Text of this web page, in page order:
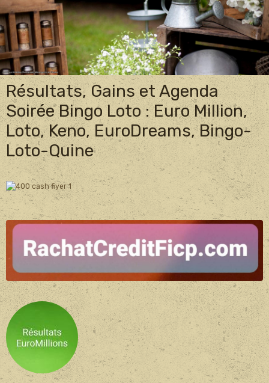
Résultats, Gains et Agenda
Soirée Bingo Loto : Euro Million,
Loto, Keno, EuroDreams, Bingo-
Loto-Quine